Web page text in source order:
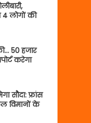
4 लोगों की
50 हजार
करेगा
सौदा: फ्रांस
विमानों के